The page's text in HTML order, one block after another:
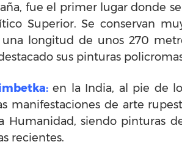
fue el primer lugar donde
Superior. Se conservan
una longitud de unos 270
sus pinturas
en la India, al pie de
manifestaciones de arte
Humanidad, siendo pinturas
recientes.